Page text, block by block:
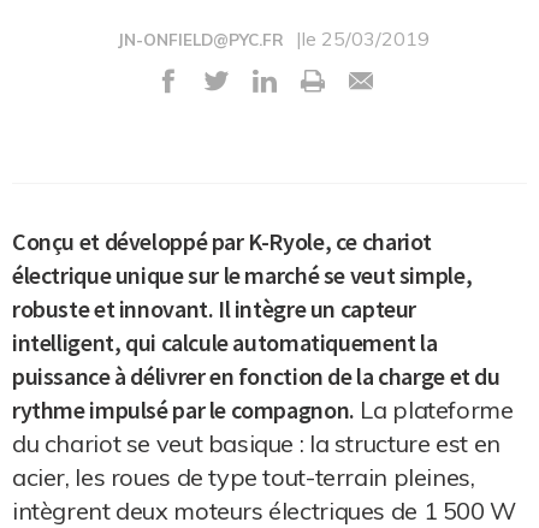
JN-ONFIELD@PYC.FR |le 25/03/2019
Conçu et développé par K-Ryole, ce chariot
électrique unique sur le marché se veut simple,
robuste et innovant. Il intègre un capteur
intelligent, qui calcule automatiquement la
puissance à délivrer en fonction de la charge et du
rythme impulsé par le compagnon. La plateforme
du chariot se veut basique : la structure est en
acier, les roues de type tout-terrain pleines,
intègrent deux moteurs électriques de 1 500 W